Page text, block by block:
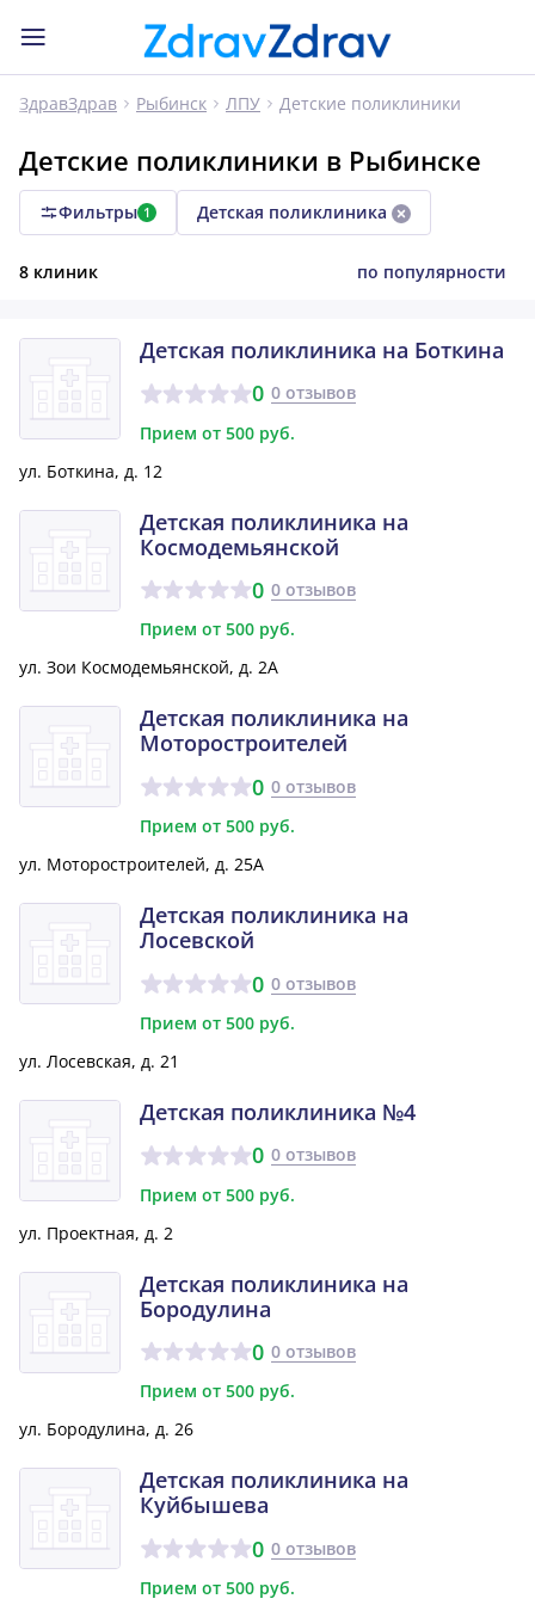
ЗдравЗдрав Рыбинск ЛПУ Детские поликлиники
Детские поликлиники в Рыбинске
Фильтры 1 Детская поликлиника
8 клиник по популярности
Детская поликлиника на Боткина
0 0 отзывов
Прием от 500 руб.
ул. Боткина, д. 12
Детская поликлиника на
Космодемьянской
0 0 отзывов
Прием от 500 руб.
ул. Зои Космодемьянской, д. 2А
Детская поликлиника на
Моторостроителей
0 0 отзывов
Прием от 500 руб.
ул. Моторостроителей, д. 25А
Детская поликлиника на
Лосевской
0 0 отзывов
Прием от 500 руб.
ул. Лосевская, д. 21
Детская поликлиника №4
0 0 отзывов
Прием от 500 руб.
ул. Проектная, д. 2
Детская поликлиника на
Бородулина
0 0 отзывов
Прием от 500 руб.
ул. Бородулина, д. 26
Детская поликлиника на
Куйбышева
0 0 отзывов
Прием от 500 руб.